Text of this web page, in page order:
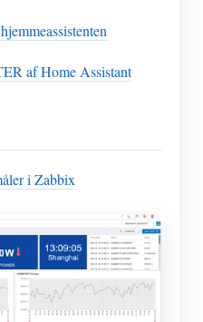
af Home Assistant
i Zabbix